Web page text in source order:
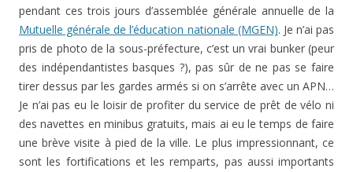
pendant ces trois jours d’assemblée générale annuelle de la
Mutuelle générale de l’éducation nationale (MGEN). Je n’ai pas
pris de photo de la sous-préfecture, c’est un vrai bunker (peur
des indépendantistes basques ?), pas sûr de ne pas se faire
tirer dessus par les gardes armés si on s’arrête avec un APN…
Je n’ai pas eu le loisir de profiter du service de prêt de vélo ni
des navettes en minibus gratuits, mais ai eu le temps de faire
une brève visite à pied de la ville. Le plus impressionnant, ce
sont les fortifications et les remparts, pas aussi importants